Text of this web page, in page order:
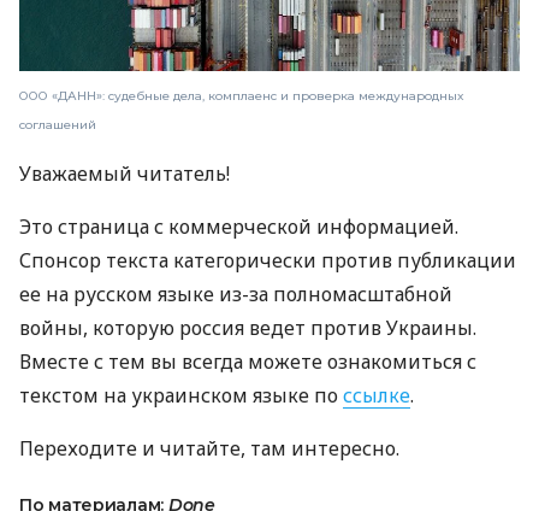
ООО «ДАНН»: судебные дела, комплаенс и проверка международных
соглашений
Уважаемый читатель!
Это страница с коммерческой информацией.
Спонсор текста категорически против публикации
ее на русском языке из-за полномасштабной
войны, которую россия ведет против Украины.
Вместе с тем вы всегда можете ознакомиться с
текстом на украинском языке поссылке.
Переходите и читайте, там интересно.
По материалам: Done